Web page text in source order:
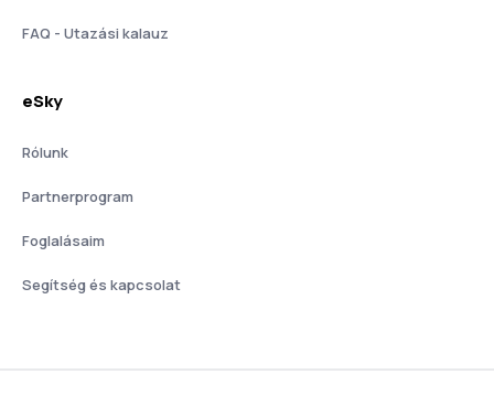
FAQ - Utazási kalauz
eSky
Rólunk
Partnerprogram
Foglalásaim
Segítség és kapcsolat